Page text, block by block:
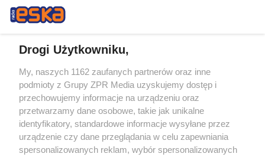
marynarce
Drogi Użytkowniku,
My, naszych 1162 zaufanych partnerów oraz inne
podmioty z Grupy ZPR Media uzyskujemy dostęp i
przechowujemy informacje na urządzeniu oraz
przetwarzamy dane osobowe, takie jak unikalne
identyfikatory, standardowe informacje wysyłane przez
urządzenie czy dane przeglądania w celu zapewniania
spersonalizowanych reklam, wybór spersonalizowanych